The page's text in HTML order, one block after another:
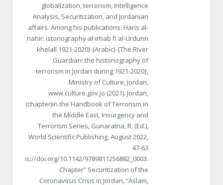
globalization, terrorism, Intelligence
Analysis, Securitization, and Jordanian
affairs. Among his publications: Haris al-
nahir: istoriography al-irhab fi al-Urdunn
khelall 1921-2020} {Arabic} {The River
Guardian: the historiography of
terrorism in Jordan during 1921-2020},
Ministry of Culture, Jordan,
www.culture.gov.jo (2021). Jordan,
(chapter)in the Handbook of Terrorism in
the Middle East, Insurgency and
Terrorism Series, Gunaratna, R. (Ed.),
World Scientific Publishing, August 2022,
47-63
https://doi.org/10.1142/9789811256882_0003.
Chapter” Securitization of the
Coronavirus Crisis in Jordan, “Aslam,